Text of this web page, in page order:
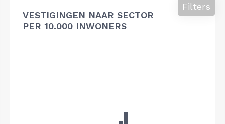
VESTIGINGEN NAAR SECTOR
PER 10.000 INWONERS
Filters